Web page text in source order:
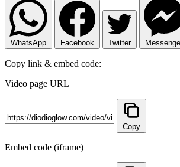
WhatsApp Facebook Twitter
Copy link & embed code:
Video page URL
Copy
Embed code (iframe)